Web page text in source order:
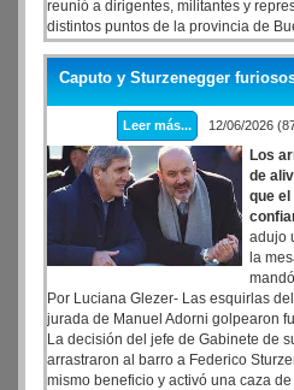
reunió a dirigentes, militantes y
distintos puntos de la provincia de
principales ejes de la jornada fue el
expresidenta Cristina Fernández de
intervención, Santa María sostuvo
Cristina libre no es un slogan de
peronismo porque ella es la
Caputo y Sturzenegger
Leer más... 12/06/2026
Los
de
que
adujo
la
Por Luciana Glezer- Las esquirlas
jurada de Manuel Adorni golpearon
La decisión del jefe de Gabinete de
arrastraron al barro a Federico
mismo beneficio y activó una caza